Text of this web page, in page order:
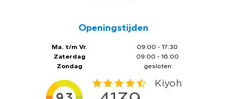
Openingstijden
Ma. t/m Vr.
Zaterdag
Zondag
09:00 - 17:30
09:00 - 16:00
gesloten